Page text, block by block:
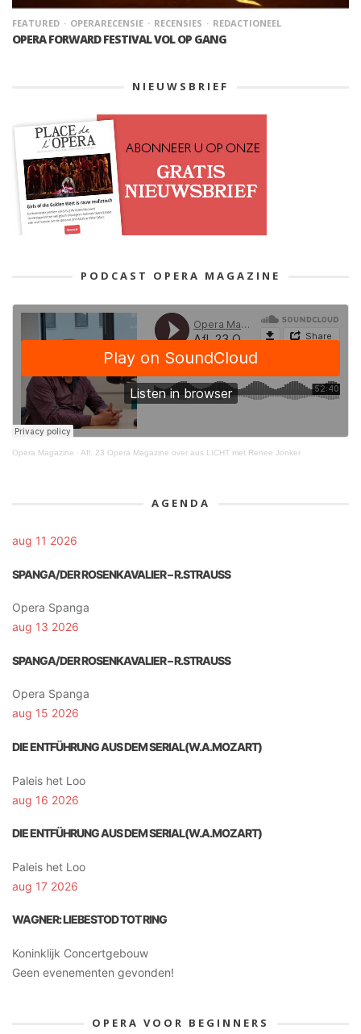
FEATURED OPERARECENSIE RECENSIES REDACTIONEEL
OPERA FORWARD FESTIVAL VOL OP GANG
NIEUWSBRIEF
PODCAST OPERA MAGAZINE
Opera Magazine · Afl. 23 Opera Magazine over aus LICHT met Renee Jonker
AGENDA
aug 11 2026
SPANGA/DER ROSENKAVALIER – R.STRAUSS
Opera Spanga
aug 13 2026
SPANGA/DER ROSENKAVALIER – R.STRAUSS
Opera Spanga
aug 15 2026
DIE ENTFÜHRUNG AUS DEM SERIAL(W.A.MOZART)
Paleis het Loo
aug 16 2026
DIE ENTFÜHRUNG AUS DEM SERIAL(W.A.MOZART)
Paleis het Loo
aug 17 2026
WAGNER: LIEBESTOD TOT RING
Koninklijk Concertgebouw
Geen evenementen gevonden!
OPERA VOOR BEGINNERS